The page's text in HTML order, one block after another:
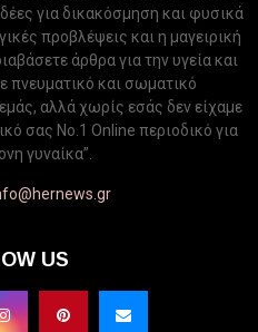
για δικακόσμηση και φυσικά
προβλέψεις και η μαγειρική
άρθρα για την υγεία και
πνευματικό και σωματικό
αλλά χωρίς εσάς δεν είχαμε
σας Νo.1 Online περιοδικό για
γυναίκα”.
US